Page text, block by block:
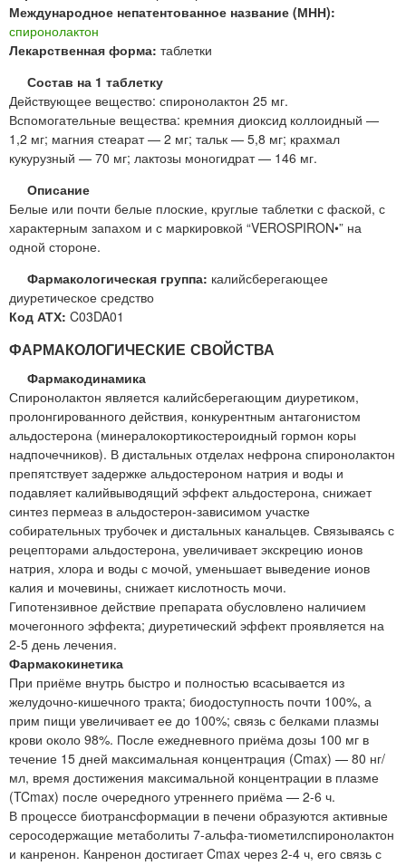
Международное непатентованное название (МНН):
спиронолактон
Лекарственная форма: таблетки
Состав на 1 таблетку
Действующее вещество: спиронолактон 25 мг.
Вспомогательные вещества: кремния диоксид коллоидный —
1,2 мг; магния стеарат — 2 мг; тальк — 5,8 мг; крахмал
кукурузный — 70 мг; лактозы моногидрат — 146 мг.
Описание
Белые или почти белые плоские, круглые таблетки с фаской, с
характерным запахом и с маркировкой “VEROSPIRON•” на
одной стороне.
Фармакологическая группа: калийсберегающее
диуретическое средство
Код АТХ: C03DA01
ФАРМАКОЛОГИЧЕСКИЕ СВОЙСТВА
Фармакодинамика
Спиронолактон является калийсберегающим диуретиком,
пролонгированного действия, конкурентным антагонистом
альдостерона (минералокортикостероидный гормон коры
надпочечников). В дистальных отделах нефрона спиронолактон
препятствует задержке альдостероном натрия и воды и
подавляет калийвыводящий эффект альдостерона, снижает
синтез пермеаз в альдостерон-зависимом участке
собирательных трубочек и дистальных канальцев. Связываясь с
рецепторами альдостерона, увеличивает экскрецию ионов
натрия, хлора и воды с мочой, уменьшает выведение ионов
калия и мочевины, снижает кислотность мочи.
Гипотензивное действие препарата обусловлено наличием
мочегонного эффекта; диуретический эффект проявляется на
2-5 день лечения.
Фармакокинетика
При приёме внутрь быстро и полностью всасывается из
желудочно-кишечного тракта; биодоступность почти 100%, а
прим пищи увеличивает ее до 100%; связь с белками плазмы
крови около 98%. После ежедневного приёма дозы 100 мг в
течение 15 дней максимальная концентрация (Cmax) — 80 нг/
мл, время достижения максимальной концентрации в плазме
(TCmax) после очередного утреннего приёма — 2-6 ч.
В процессе биотрансформации в печени образуются активные
серосодержащие метаболиты 7-альфа-тиометилспиронолактон
и канренон. Канренон достигает Cmax через 2-4 ч, его связь с